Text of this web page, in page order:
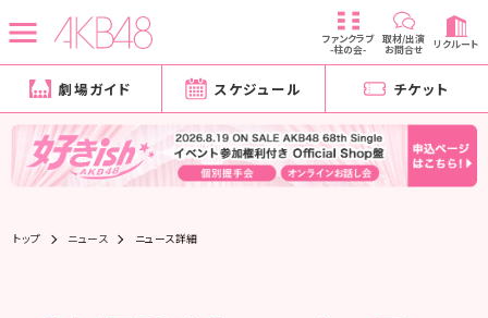
ファンクラブ
-柱の会-
取材/出演
お問合せ リクルート
劇場ガイド スケジュール チケット
トップ ニュース ニュース詳細